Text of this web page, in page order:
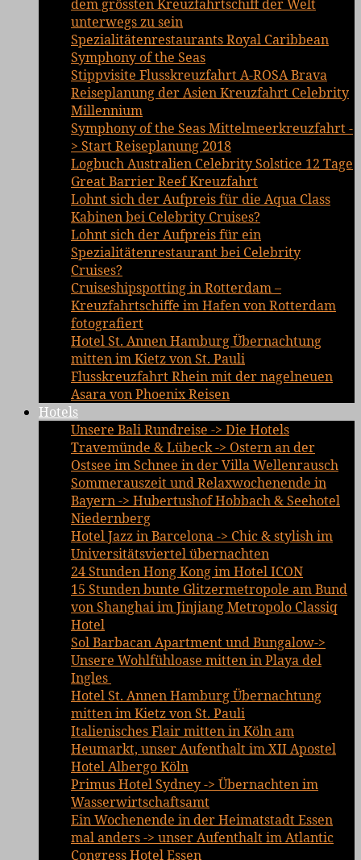
dem grössten Kreuzfahrtschiff der Welt
unterwegs zu sein
Spezialitätenrestaurants Royal Caribbean
Symphony of the Seas
Stippvisite Flusskreuzfahrt A-ROSA Brava
Reiseplanung der Asien Kreuzfahrt Celebrity
Millennium
Symphony of the Seas Mittelmeerkreuzfahrt -
> Start Reiseplanung 2018
Logbuch Australien Celebrity Solstice 12 Tage
Great Barrier Reef Kreuzfahrt
Lohnt sich der Aufpreis für die Aqua Class
Kabinen bei Celebrity Cruises?
Lohnt sich der Aufpreis für ein
Spezialitätenrestaurant bei Celebrity
Cruises?
Cruiseshipspotting in Rotterdam –
Kreuzfahrtschiffe im Hafen von Rotterdam
fotografiert
Hotel St. Annen Hamburg Übernachtung
mitten im Kietz von St. Pauli
Flusskreuzfahrt Rhein mit der nagelneuen
Asara von Phoenix Reisen
Hotels
Unsere Bali Rundreise -> Die Hotels
Travemünde & Lübeck -> Ostern an der
Ostsee im Schnee in der Villa Wellenrausch
Sommerauszeit und Relaxwochenende in
Bayern -> Hubertushof Hobbach & Seehotel
Niedernberg
Hotel Jazz in Barcelona -> Chic & stylish im
Universitätsviertel übernachten
24 Stunden Hong Kong im Hotel ICON
15 Stunden bunte Glitzermetropole am Bund
von Shanghai im Jinjiang Metropolo Classiq
Hotel
Sol Barbacan Apartment und Bungalow->
Unsere Wohlfühloase mitten in Playa del
Ingles
Hotel St. Annen Hamburg Übernachtung
mitten im Kietz von St. Pauli
Italienisches Flair mitten in Köln am
Heumarkt, unser Aufenthalt im XII Apostel
Hotel Albergo Köln
Primus Hotel Sydney -> Übernachten im
Wasserwirtschaftsamt
Ein Wochenende in der Heimatstadt Essen
mal anders -> unser Aufenthalt im Atlantic
Congress Hotel Essen